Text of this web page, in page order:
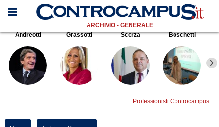
ARCHIVIO - GENERALE
Andreotti
Grassotti Scorza Boschetti
I Professionisti Controcampus